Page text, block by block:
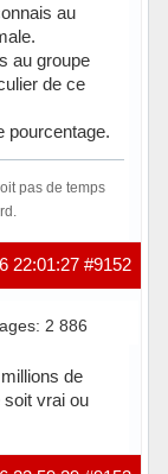
au
au groupe
de ce
pourcentage.
pas de temps
#9152
22:01:27
2 886
de
vrai ou